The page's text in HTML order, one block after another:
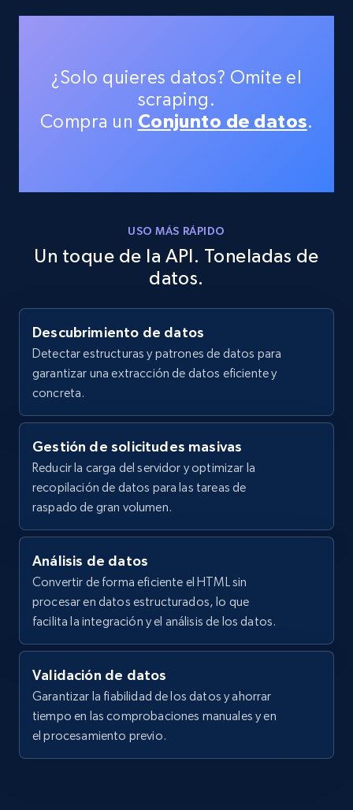
¿Solo quieres datos? Omite el
scraping.
Compra un Conjunto de datos.
USO MÁS RÁPIDO
Un toque de la API. Toneladas de
datos.
Descubrimiento de datos
Detectar estructuras y patrones de datos para
garantizar una extracción de datos eficiente y
concreta.
Gestión de solicitudes masivas
Reducir la carga del servidor y optimizar la
recopilación de datos para las tareas de
raspado de gran volumen.
Análisis de datos
Convertir de forma eficiente el HTML sin
procesar en datos estructurados, lo que
facilita la integración y el análisis de los datos.
Validación de datos
Garantizar la fiabilidad de los datos y ahorrar
tiempo en las comprobaciones manuales y en
el procesamiento previo.